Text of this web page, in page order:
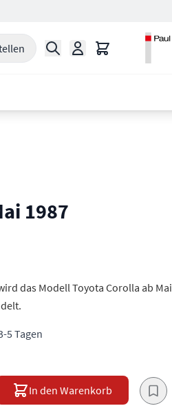
Suche Warenkorb
1987
das Modell Toyota Corolla ab Mai
5 Tagen
In den Warenkorb